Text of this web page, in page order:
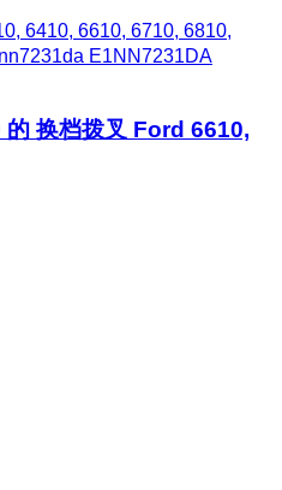
6410, 6610, 6710, 6810,
E1NN7231DA
换档拨叉 Ford 6610,